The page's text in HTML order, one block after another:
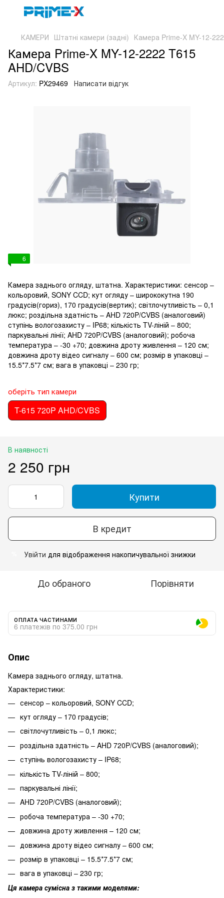
КАМЕРИ Штатні камери (задні) Камера Prime-X MY-12-
Камера Prime-X MY-12-2222 T615
AHD/CVBS
Артикул: PX29469 Написати відгук
6
Камера заднього огляду, штатна. Характеристики: сенсор –
кольоровий, SONY CCD; кут огляду – ширококутна 190
градусів(гориз), 170 градусів(вертик); світлочутливість – 0,1
люкс; роздільна здатність – AHD 720P/CVBS (аналоговий)
ступінь вологозахисту – IP68; кількість TV-ліній – 800;
паркувальні лінії; AHD 720P/CVBS (аналоговий); робоча
температура – -30 +70; довжина дроту живлення – 120 см;
довжина дроту відео сигналу – 600 см; розмір в упаковці –
15.5*7.5*7 см; вага в упаковці – 230 гр;
оберіть тип камери
T-615 720P AHD/CVBS
В наявності
2 250 грн
Купити
В кредит
Увійти для відображення накопичувальної знижки
До обраного Порівняти
ОПЛАТА ЧАСТИНАМИ
6 платежів по 375.00 грн
Опис
Камера заднього огляду, штатна.
Характеристики:
сенсор – кольоровий, SONY CCD;
кут огляду – 170 градусів;
світлочутливість – 0,1 люкс;
роздільна здатність – AHD 720P/CVBS (аналоговий);
ступінь вологозахисту – IP68;
кількість TV-ліній – 800;
паркувальні лінії;
AHD 720P/CVBS (аналоговий);
робоча температура – -30 +70;
довжина дроту живлення – 120 см;
довжина дроту відео сигналу – 600 см;
розмір в упаковці – 15.5*7.5*7 см;
вага в упаковці – 230 гр;
Ця камера сумісна з такими моделями: